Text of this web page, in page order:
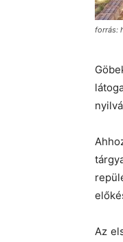
forrás:
Az